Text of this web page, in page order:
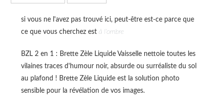
si vous ne l'avez pas trouvé ici, peut-être est-ce parce que
ce que vous cherchez est à l'ombre
BZL 2 en 1 : Brette Zèle Liquide Vaisselle nettoie toutes les
vilaines traces d'humour noir, absurde ou surréaliste du sol
au plafond ! Brette Zèle Liquide est la solution photo
sensible pour la révélation de vos images.